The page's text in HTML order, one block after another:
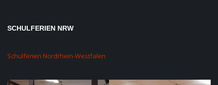
SCHULFERIEN NRW
Schulferien Nordrhein-Westfalen